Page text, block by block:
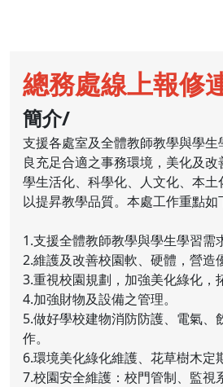
總務處線上報修
簡介/
支援各處室及全體教師教學與學
良充足合適之事務環境，美化及
學生活化、科學化、人文化、本土
以提昇教學品質。本處工作重點如
1.支援全體教師教學與學生學習需
2.維護及改善校園軟、硬體，營造
3.重視校園規劃，加強美化綠化，
4.加強財物及設備之管理。
5.做好學校建物消防防護、電氣、
作。
6.環境美化綠化維護、花草樹木定
7.校園安全維護：校門管制、監視